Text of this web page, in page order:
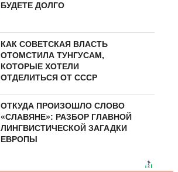
БУДЕТЕ ДОЛГО
КАК СОВЕТСКАЯ ВЛАСТЬ
ОТОМСТИЛА ТУНГУCAМ,
КОТОРЫЕ ХОТЕЛИ
ОТДЕЛИТЬСЯ ОТ СССР
ОТКУДА ПРОИЗОШЛО СЛОВО
«СЛАВЯНЕ»: РАЗБОР ГЛАВНОЙ
ЛИНГВИСТИЧЕСКОЙ ЗАГАДКИ
ЕВРОПЫ